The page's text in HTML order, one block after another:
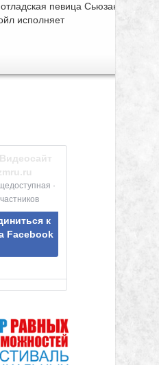
певица Сьюзан
исполняет
·
к
Facebook